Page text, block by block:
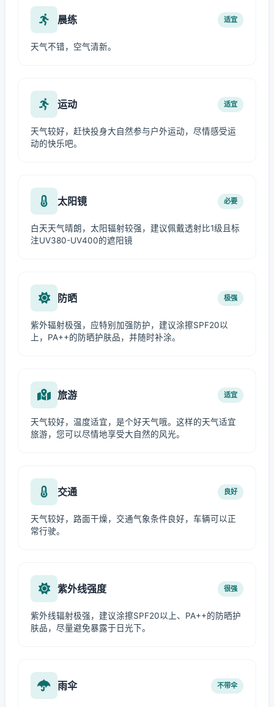
晨练 适宜
天气不错，空气清新。
运动 适宜
天气较好，赶快投身大自然参与户外运动，尽情感受运
动的快乐吧。
太阳镜 必要
白天天气晴朗，太阳辐射较强，建议佩戴透射比1级且标
注UV380-UV400的遮阳镜
防晒 极强
紫外辐射极强，应特别加强防护，建议涂擦SPF20以
上，PA++的防晒护肤品，并随时补涂。
旅游 适宜
天气较好，温度适宜，是个好天气哦。这样的天气适宜
旅游，您可以尽情地享受大自然的风光。
交通 良好
天气较好，路面干燥，交通气象条件良好，车辆可以正
常行驶。
紫外线强度 很强
紫外线辐射极强，建议涂擦SPF20以上、PA++的防晒护
肤品，尽量避免暴露于日光下。
雨伞 不带伞